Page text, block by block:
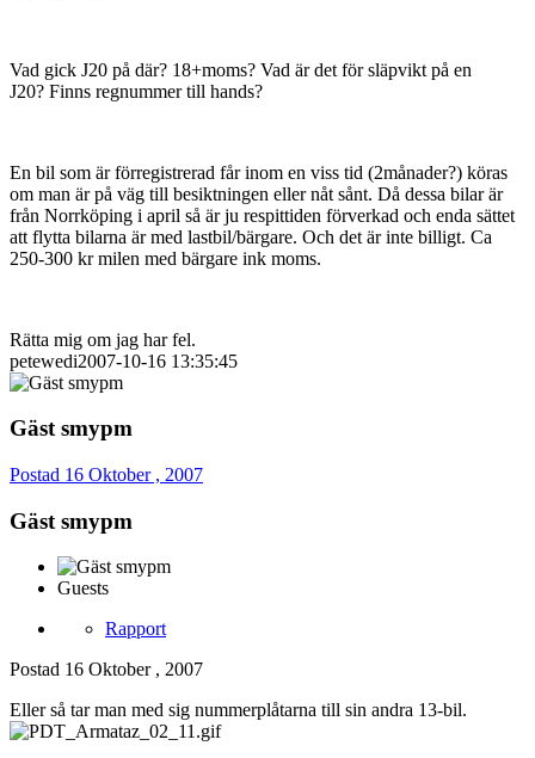
Vad gick J20 på där? 18+moms? Vad är det för släpvikt på en
J20? Finns regnummer till hands?
En bil som är förregistrerad får inom en viss tid (2månader?) köras
om man är på väg till besiktningen eller nåt sånt. Då dessa bilar är
från Norrköping i april så är ju respittiden förverkad och enda sättet
att flytta bilarna är med lastbil/bärgare. Och det är inte billigt. Ca
250-300 kr milen med bärgare ink moms.
Rätta mig om jag har fel.
petewedi2007-10-16 13:35:45
Gäst smypm
Postad 16 Oktober , 2007
Gäst smypm
Guests
Rapport
Postad 16 Oktober , 2007
Eller så tar man med sig nummerplåtarna till sin andra 13-bil.